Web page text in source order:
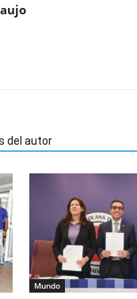
del autor
Mundo